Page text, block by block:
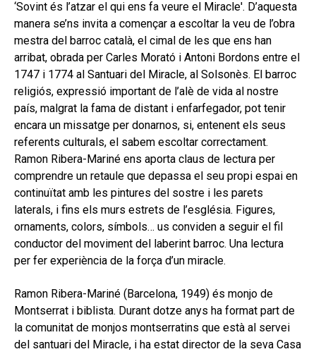
hijo
MI CUENTA
BUSCAR
CAT
ESP
‘Sovint és l’atzar el qui ens fa veure el Miracle'. D’aquesta
manera se’ns invita a començar a escoltar la veu de l’obra
mestra del barroc català, el cimal de les que ens han
arribat, obrada per Carles Morató i Antoni Bordons entre el
1747 i 1774 al Santuari del Miracle, al Solsonès. El barroc
religiós, expressió important de l’alè de vida al nostre
país, malgrat la fama de distant i enfarfegador, pot tenir
encara un missatge per donarnos, si, entenent els seus
referents culturals, el sabem escoltar correctament.
Ramon Ribera-Mariné ens aporta claus de lectura per
comprendre un retaule que depassa el seu propi espai en
continuïtat amb les pintures del sostre i les parets
laterals, i fins els murs estrets de l’església. Figures,
ornaments, colors, símbols… us conviden a seguir el fil
conductor del moviment del laberint barroc. Una lectura
per fer experiència de la força d’un miracle.
Ramon Ribera-Mariné (Barcelona, 1949) és monjo de
Montserrat i biblista. Durant dotze anys ha format part de
la comunitat de monjos montserratins que està al servei
del santuari del Miracle, i ha estat director de la seva Casa